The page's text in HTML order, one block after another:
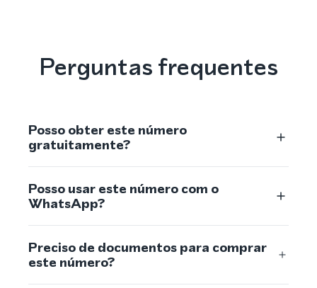
Perguntas frequentes
Posso obter este número
gratuitamente?
Posso usar este número com o
WhatsApp?
Preciso de documentos para comprar
este número?